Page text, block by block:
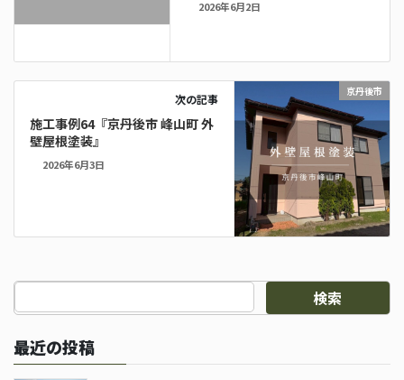
2026年6月2日
京丹後市
次の記事
施工事例64『京丹後市 峰山町 外
壁屋根塗装』
2026年6月3日
検索
最近の投稿